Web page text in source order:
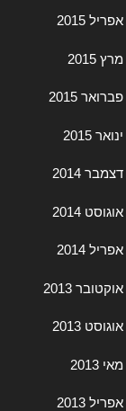
אפריל 2015
מרץ 2015
פברואר 2015
ינואר 2015
דצמבר 2014
אוגוסט 2014
אפריל 2014
אוקטובר 2013
אוגוסט 2013
מאי 2013
אפריל 2013